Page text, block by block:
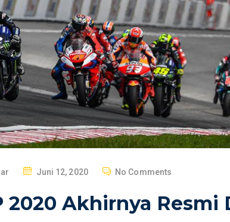
S
Juni 12, 2020 No Comments
2020 Akhirnya Resmi